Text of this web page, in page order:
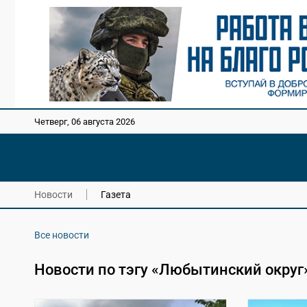
Четверг, 06 августа 2026
Новости Газета
Все новости
Новости по тэгу «Любытинский